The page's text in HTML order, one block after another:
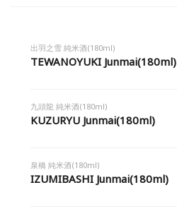
出羽之雪 純米酒(180ml)
TEWANOYUKI Junmai(180ml)
九頭龍 純米酒(180ml)
KUZURYU Junmai(180ml)
泉橋 純米酒(180ml)
IZUMIBASHI Junmai(180ml)